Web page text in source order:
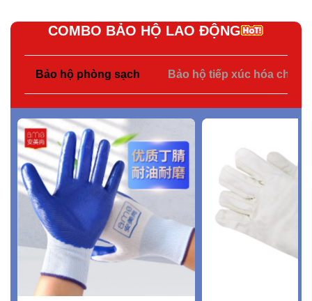
COMBO BẢO HỘ LAO ĐỘNG
Bảo hộ phòng sạch Bảo hộ tiếp xúc hóa chất